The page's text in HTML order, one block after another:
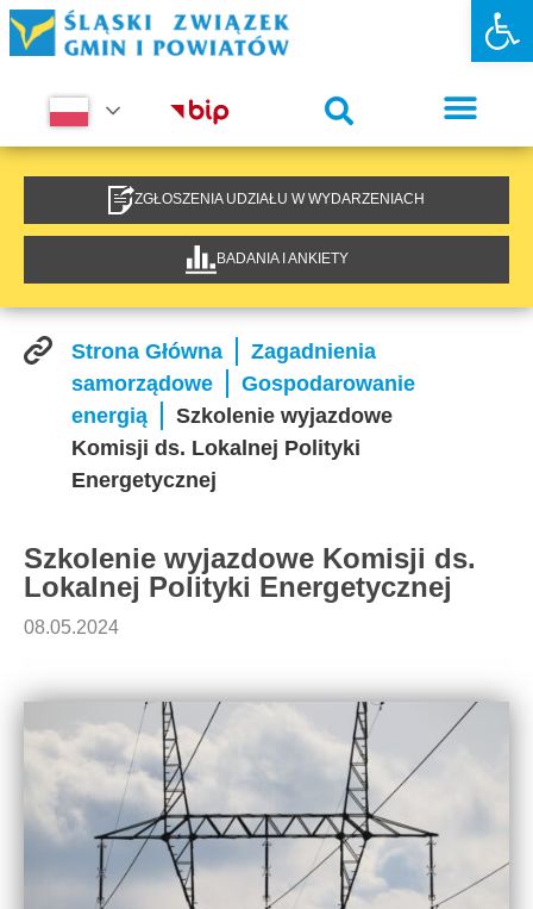
ZGŁOSZENIA UDZIAŁU W WYDARZENIACH
BADANIA I ANKIETY
Strona Główna
Zagadnienia
samorządowe
Gospodarowanie
energią
Szkolenie wyjazdowe
Komisji ds. Lokalnej Polityki
Energetycznej
Szkolenie wyjazdowe Komisji ds.
Lokalnej Polityki Energetycznej
08.05.2024